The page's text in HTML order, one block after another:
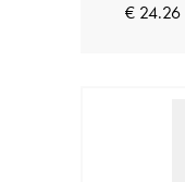
€ 24.26